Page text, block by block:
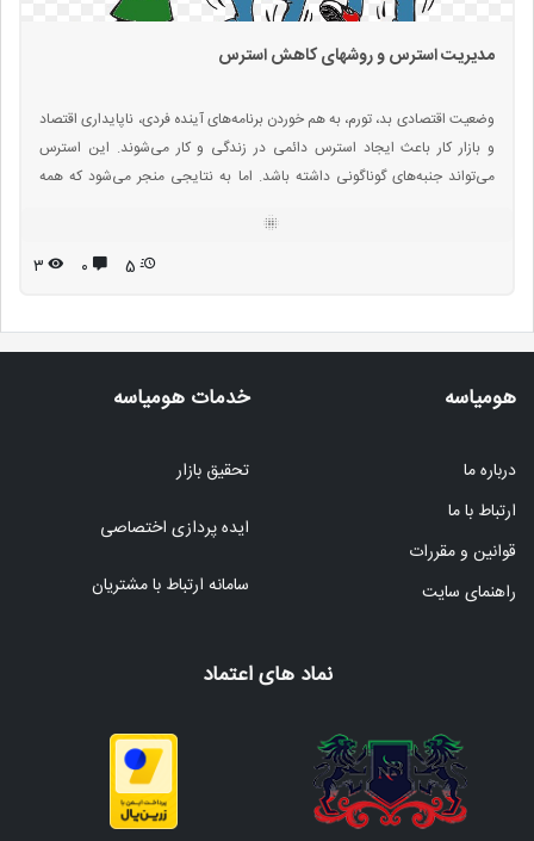
مدیریت استرس و روشهای کاهش استرس
وضعیت اقتصادی بد، تورم، به هم خوردن برنامه‌های آینده فردی، ناپایداری اقتصاد
و بازار کار باعث ایجاد استرس دائمی در زندگی و کار می‌شوند. این استرس
می‌تواند جنبه‌های گوناگونی داشته باشد. اما به نتایجی منجر می‌شود که همه
باید آن را کنترل دارید. در واقع، اینکه شما باور داشته باشید که روی زندگی خود
5 ۰ ۳
هومیاسه
درباره ما
ارتباط با ما
قوانین و مقررات
راهنمای سایت
خدمات هومیاسه
تحقیق بازار
ایده پردازی اختصاصی
سامانه ارتباط با مشتریان
نماد های اعتماد